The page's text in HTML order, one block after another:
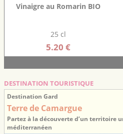
Vinaigre au Romarin BIO
25 cl
5.20 €
DESTINATION TOURISTIQUE
Destination Gard
Terre de Camargue
Partez à la découverte d’un territoire
méditerranéen